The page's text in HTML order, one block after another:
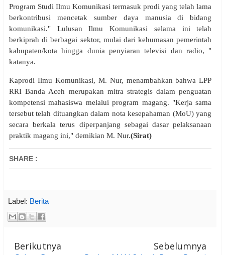
Program Studi Ilmu Komunikasi termasuk prodi yang telah lama
berkontribusi mencetak sumber daya manusia di bidang
komunikasi." Lulusan Ilmu Komunikasi selama ini telah
berkiprah di berbagai sektor, mulai dari kehumasan pemerintah
kabupaten/kota hingga dunia penyiaran televisi dan radio, "
katanya.
Kaprodi Ilmu Komunikasi, M. Nur, menambahkan bahwa LPP
RRI Banda Aceh merupakan mitra strategis dalam penguatan
kompetensi mahasiswa melalui program magang. "Kerja sama
tersebut telah dituangkan dalam nota kesepahaman (MoU) yang
secara berkala terus diperpanjang sebagai dasar pelaksanaan
praktik magang ini," demikian M. Nur.(Sirat)
SHARE :
Label: Berita
Berikutnya Sebelumnya